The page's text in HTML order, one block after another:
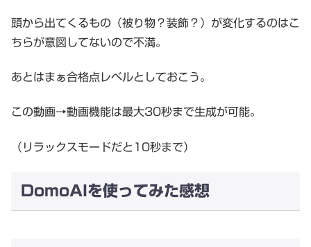
頭から出てくるもの（被り物？装飾？）が変化するのはこ
ちらが意図してないので不満。
あとはまぁ合格点レベルとしておこう。
この動画→動画機能は最大30秒まで生成が可能。
（リラックスモードだと10秒まで）
DomoAIを使ってみた感想